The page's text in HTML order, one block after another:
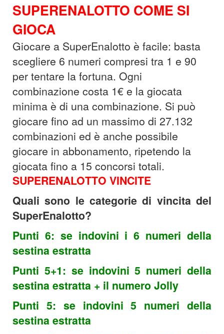
SUPERENALOTTO COME SI
GIOCA
Giocare a SuperEnalotto è facile: basta
scegliere 6 numeri compresi tra 1 e 90
per tentare la fortuna. Ogni
combinazione costa 1€ e la giocata
minima è di una combinazione. Si può
giocare fino ad un massimo di 27.132
combinazioni ed è anche possibile
giocare in abbonamento, ripetendo la
giocata fino a 15 concorsi totali.
SUPERENALOTTO VINCITE
Quali sono le categorie di vincita del
SuperEnalotto?
Punti 6: se indovini i 6 numeri della
sestina estratta
Punti 5+1: se indovini 5 numeri della
sestina estratta + il numero Jolly
Punti 5: se indovini 5 numeri della
sestina estratta